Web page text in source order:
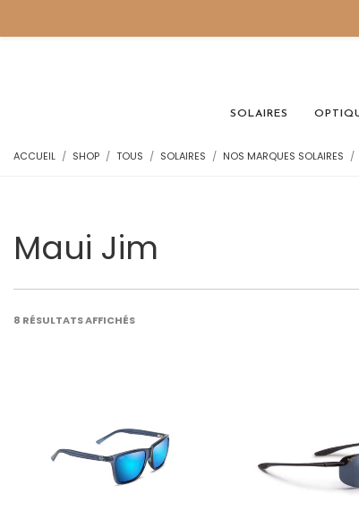
SOLAIRES
ACCUEIL SHOP TOUS SOLAIRES NOS MARQUES SOLAIRES
Maui Jim
8 RÉSULTATS AFFICHÉS